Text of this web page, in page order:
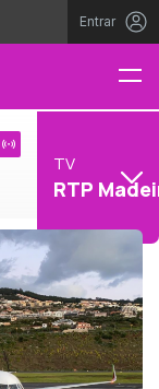
Entrar
TV
RTP